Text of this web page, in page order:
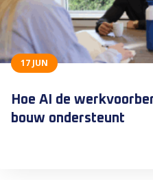
17 JUN
Hoe AI de
bouw ondersteunt